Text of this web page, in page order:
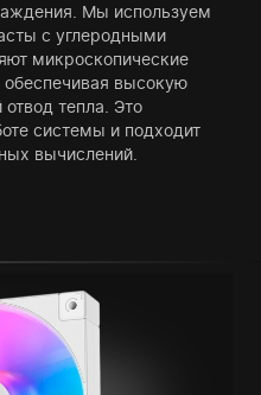
Мы используем
с углеродными
микроскопические
обеспечивая высокую
тепла. Это
системы и подходит
вычислений.